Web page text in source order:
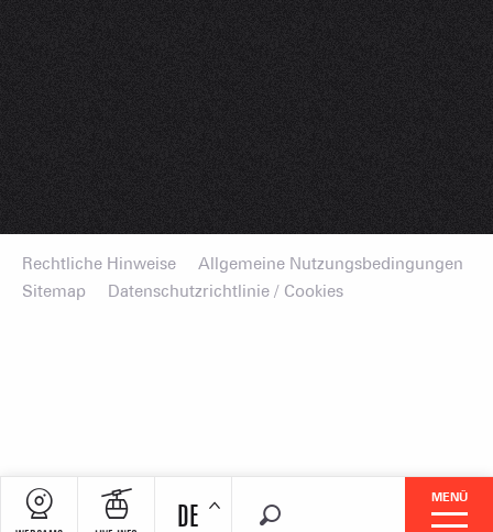
MENÜ
DE
Rechtliche Hinweise
Allgemeine Nutzungsbedingungen
Sitemap
Datenschutzrichtlinie / Cookies